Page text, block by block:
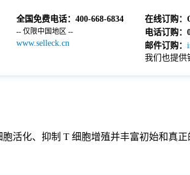
全国免费电话： 400-668-6834
-- 仅限中国地区 --
www.selleck.cn
在线订购：
电话订购：
邮件订购：
我们也提供
活化、抑制 T 细胞增殖并丰富初始和真